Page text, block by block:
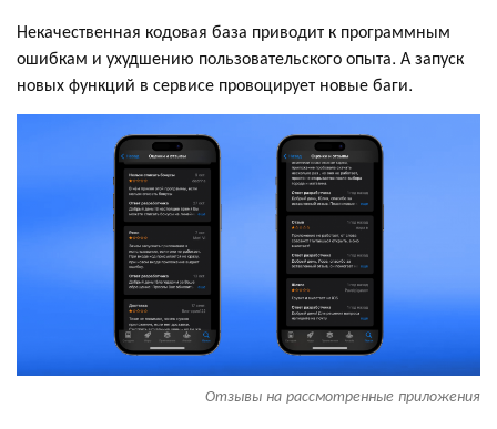
Некачественная кодовая база приводит к программным
ошибкам и ухудшению пользовательского опыта. А запуск
новых функций в сервисе провоцирует новые баги.
Отзывы на рассмотренные приложения